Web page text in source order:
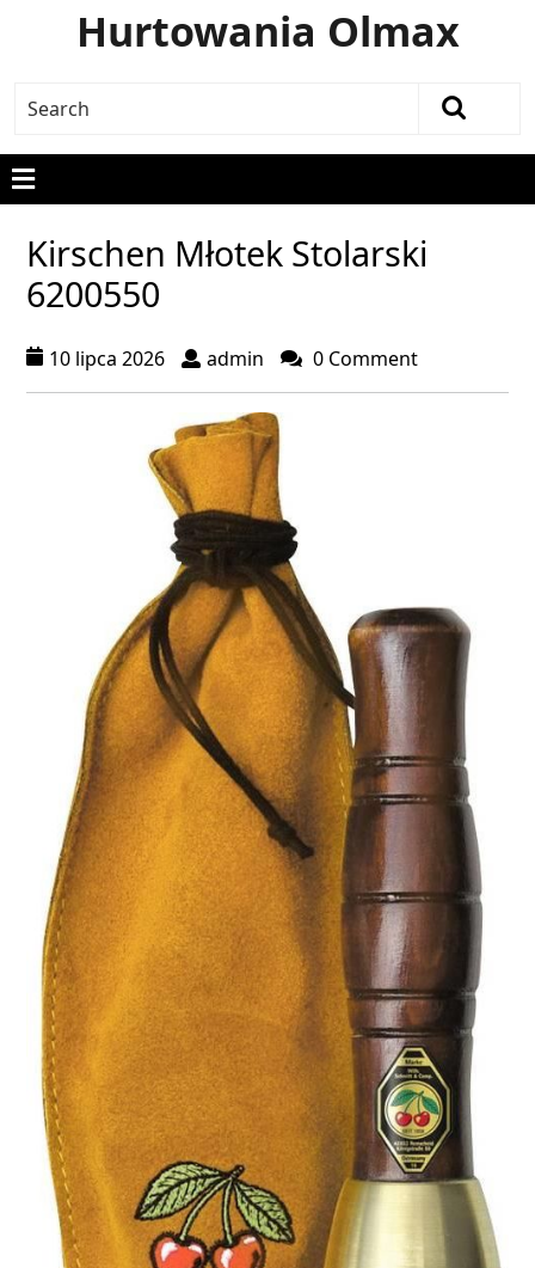
Hurtowania Olmax
Kirschen Młotek Stolarski
6200550
10 lipca 2026 admin 0 Comment